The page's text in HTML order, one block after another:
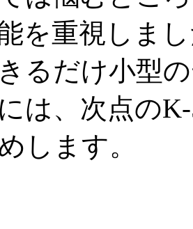
を重視しま
るだけ小型
は、次点の
します。